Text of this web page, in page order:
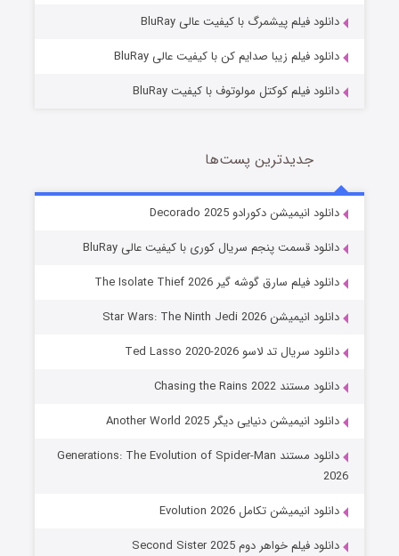
خاندان اژدها فصل ۳
جادوگری در مغولستان
قسمت14 (زیرنویس) منتشر شد
دانلود فیلم پیشمرگ با کیفیت عالی BluRay
دانلود فیلم زیبا صدایم کن با کیفیت عالی BluRay
دانلود فیلم کوکتل مولوتوف با کیفیت BluRay
جدیدترین پست‌ها
دانلود انیمیشن دکورادو Decorado 2025
دانلود قسمت پنجم سریال کوری با کیفیت عالی BluRay
دانلود فیلم سارق گوشه گیر The Isolate Thief 2026
دانلود انیمیشن Star Wars: The Ninth Jedi 2026
دانلود سریال تد لاسو Ted Lasso 2020-2026
دانلود مستند Chasing the Rains 2022
دانلود انیمیشن دنیایی دیگر Another World 2025
دانلود مستند Generations: The Evolution of Spider-Man
2026
دانلود انیمیشن تکامل Evolution 2026
دانلود فیلم خواهر دوم Second Sister 2025